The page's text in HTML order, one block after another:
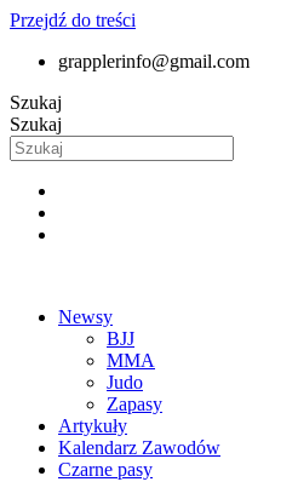
Przejdź do treści
grapplerinfo@gmail.com
Szukaj
Szukaj
Newsy
BJJ
MMA
Judo
Zapasy
Artykuły
Kalendarz Zawodów
Czarne pasy